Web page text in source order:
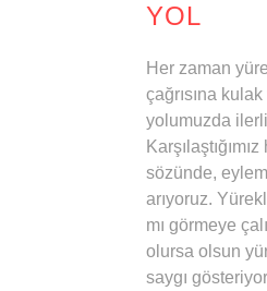
YOL
Her zaman
çağrısına
yolumuzda
sözünde,
arıyoruz.
mı görmeye
olursa olsun
saygı